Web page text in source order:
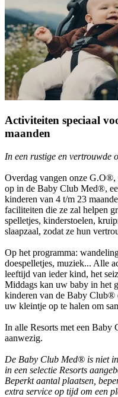
Activiteiten speciaal
maanden
In een rustige en vertrouwde
Overdag vangen onze G.O®,
op in de Baby Club Med®,
kinderen van 4 t/m 23
faciliteiten die ze zal helpen
spelletjes, kinderstoelen,
slaapzaal, zodat ze hun
Op het programma:
doespelletjes, muziek... Alle
leeftijd van ieder kind, het
Middags kan uw baby in het
kinderen van de Baby Club®
uw kleintje op te halen om
In alle Resorts met een
aanwezig.
De Baby Club Med® is niet
in een selectie Resorts
Beperkt aantal plaatsen,
extra service op tijd om een